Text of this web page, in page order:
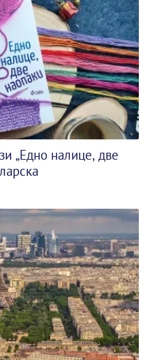
„Едно налице, две